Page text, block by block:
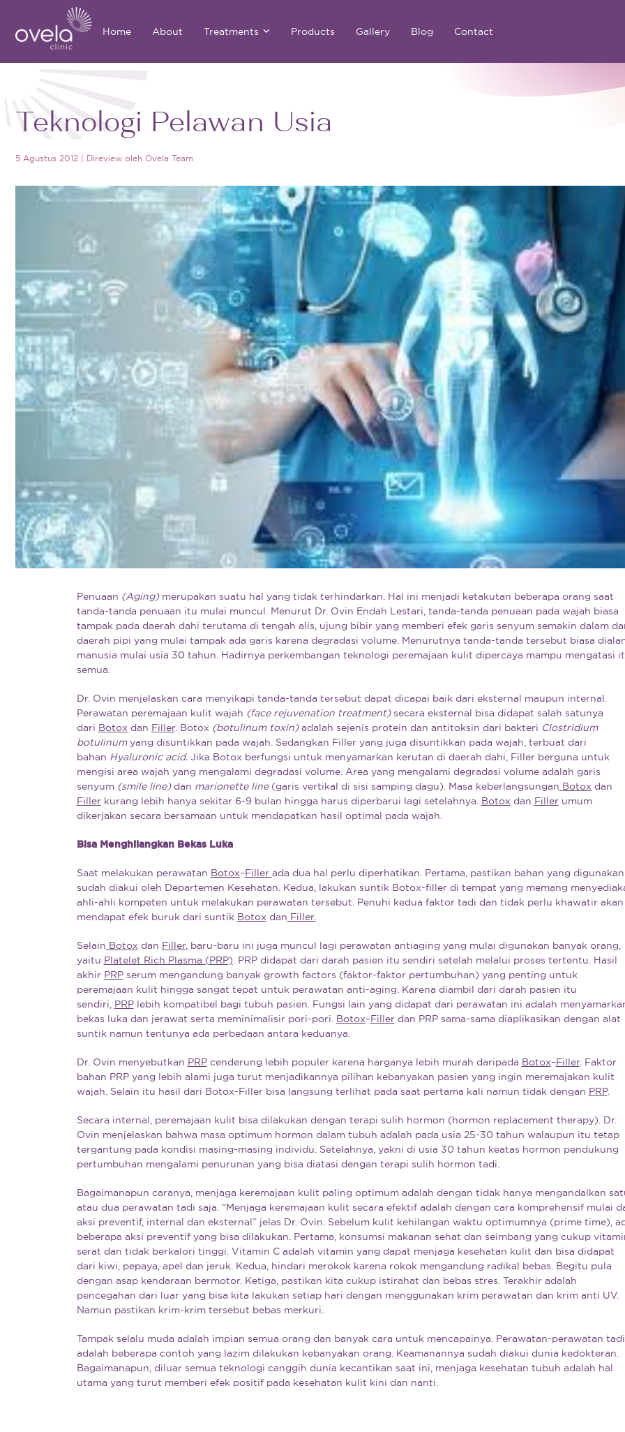
Home About Treatments Products Gallery Blog Contact
Teknologi Pelawan Usia
5 Agustus 2012 | Direview oleh Ovela Team
Penuaan (Aging) merupakan suatu hal yang tidak terhindarkan. Hal ini menjadi ketakutan beberapa orang saat
tanda-tanda penuaan itu mulai muncul. Menurut Dr. Ovin Endah Lestari, tanda-tanda penuaan pada wajah biasa
tampak pada daerah dahi terutama di tengah alis, ujung bibir yang memberi efek garis senyum semakin dalam
daerah pipi yang mulai tampak ada garis karena degradasi volume. Menurutnya tanda-tanda tersebut biasa
manusia mulai usia 30 tahun. Hadirnya perkembangan teknologi peremajaan kulit dipercaya mampu mengatasi
semua.
Dr. Ovin menjelaskan cara menyikapi tanda-tanda tersebut dapat dicapai baik dari eksternal maupun internal.
Perawatan peremajaan kulit wajah (face rejuvenation treatment)secara eksternal bisa didapat salah satunya
dari Botoxdan Filler. Botox (botulinum toxin)adalah sejenis protein dan antitoksin dari bakteri Clostridium
botulinumyang disuntikkan pada wajah. Sedangkan Filler yang juga disuntikkan pada wajah, terbuat dari
bahan Hyaluronic acid. Jika Botox berfungsi untuk menyamarkan kerutan di daerah dahi, Filler berguna untuk
mengisi area wajah yang mengalami degradasi volume. Area yang mengalami degradasi volume adalah garis
senyum (smile line)dan marionette line (garis vertikal di sisi samping dagu). Masa keberlangsungan Botoxdan
Fillerkurang lebih hanya sekitar 6-9 bulan hingga harus diperbarui lagi setelahnya. Botoxdan Fillerumum
dikerjakan secara bersamaan untuk mendapatkan hasil optimal pada wajah.
Bisa Menghilangkan Bekas Luka
Saat melakukan perawatan Botox–Filler ada dua hal perlu diperhatikan. Pertama, pastikan bahan yang digunakan
sudah diakui oleh Departemen Kesehatan. Kedua, lakukan suntik Botox-filler di tempat yang memang
ahli-ahli kompeten untuk melakukan perawatan tersebut. Penuhi kedua faktor tadi dan tidak perlu khawatir akan
mendapat efek buruk dari suntik Botoxdan Filler.
Selain Botoxdan Filler, baru-baru ini juga muncul lagi perawatan antiaging yang mulai digunakan banyak orang,
yaitu Platelet Rich Plasma (PRP). PRP didapat dari darah pasien itu sendiri setelah melalui proses tertentu. Hasil
akhir PRPserum mengandung banyak growth factors (faktor-faktor pertumbuhan) yang penting untuk
peremajaan kulit hingga sangat tepat untuk perawatan anti-aging. Karena diambil dari darah pasien itu
sendiri, PRPlebih kompatibel bagi tubuh pasien. Fungsi lain yang didapat dari perawatan ini adalah
bekas luka dan jerawat serta meminimalisir pori-pori. Botox–Fillerdan PRP sama-sama diaplikasikan dengan alat
suntik namun tentunya ada perbedaan antara keduanya.
Dr. Ovin menyebutkan PRPcenderung lebih populer karena harganya lebih murah daripada Botox–Filler. Faktor
bahan PRP yang lebih alami juga turut menjadikannya pilihan kebanyakan pasien yang ingin meremajakan kulit
wajah. Selain itu hasil dari Botox-Filler bisa langsung terlihat pada saat pertama kali namun tidak dengan PRP.
Secara internal, peremajaan kulit bisa dilakukan dengan terapi sulih hormon (hormon replacement therapy). Dr.
Ovin menjelaskan bahwa masa optimum hormon dalam tubuh adalah pada usia 25-30 tahun walaupun itu tetap
tergantung pada kondisi masing-masing individu. Setelahnya, yakni di usia 30 tahun keatas hormon pendukung
pertumbuhan mengalami penurunan yang bisa diatasi dengan terapi sulih hormon tadi.
Bagaimanapun caranya, menjaga keremajaan kulit paling optimum adalah dengan tidak hanya mengandalkan
atau dua perawatan tadi saja. “Menjaga keremajaan kulit secara efektif adalah dengan cara komprehensif mulai
aksi preventif, internal dan eksternal” jelas Dr. Ovin. Sebelum kulit kehilangan waktu optimumnya (prime time),
beberapa aksi preventif yang bisa dilakukan. Pertama, konsumsi makanan sehat dan seimbang yang cukup
serat dan tidak berkalori tinggi. Vitamin C adalah vitamin yang dapat menjaga kesehatan kulit dan bisa didapat
dari kiwi, pepaya, apel dan jeruk. Kedua, hindari merokok karena rokok mengandung radikal bebas. Begitu pula
dengan asap kendaraan bermotor. Ketiga, pastikan kita cukup istirahat dan bebas stres. Terakhir adalah
pencegahan dari luar yang bisa kita lakukan setiap hari dengan menggunakan krim perawatan dan krim anti UV.
Namun pastikan krim-krim tersebut bebas merkuri.
Tampak selalu muda adalah impian semua orang dan banyak cara untuk mencapainya. Perawatan-perawatan tadi
adalah beberapa contoh yang lazim dilakukan kebanyakan orang. Keamanannya sudah diakui dunia kedokteran.
Bagaimanapun, diluar semua teknologi canggih dunia kecantikan saat ini, menjaga kesehatan tubuh adalah hal
utama yang turut memberi efek positif pada kesehatan kulit kini dan nanti.